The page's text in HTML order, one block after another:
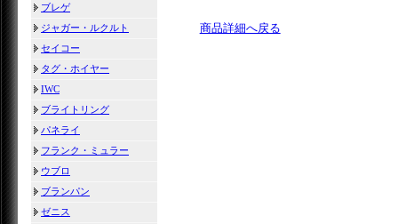
ブレゲ
ジャガー・ルクルト
セイコー
タグ・ホイヤー
IWC
ブライトリング
パネライ
フランク・ミュラー
ウブロ
ブランパン
ゼニス
商品詳細へ戻る